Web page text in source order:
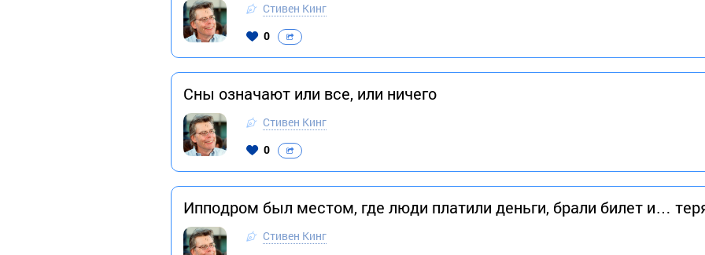
Стивен Кинг
0
Сны означают или все, или ничего
Стивен Кинг
0
Ипподром был местом, где люди платили деньги, брали билет и…
Стивен Кинг